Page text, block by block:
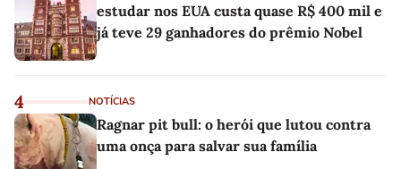
estudar nos EUA custa quase R$ 400 mil e
já teve 29 ganhadores do prêmio Nobel
4 NOTÍCIAS
Ragnar pit bull: o herói que lutou contra
uma onça para salvar sua família